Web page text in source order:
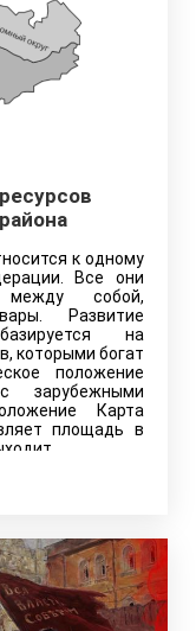
к одному
Все они
между собой,
Развитие
на
которыми богат
положение
зарубежными
Карта
площадь в